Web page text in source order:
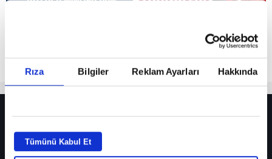
Rıza Bilgiler Reklam Ayarları Hakkında
Tümünü Kabul Et
Fenerbahçe’de sürpriz ayrılık ihtimali! Devre arasında gelmişti
Fenerbahçe’nin yeni transferi Mason Greenwood için olay sözler!